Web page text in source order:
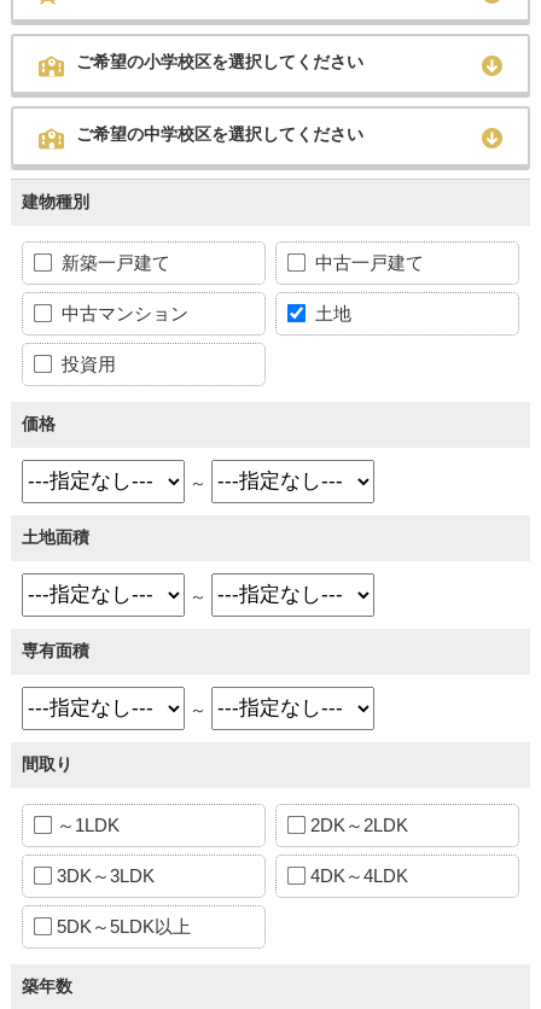
ご希望の小学校区を選択してください
ご希望の中学校区を選択してください
建物種別
新築一戸建て 中古一戸建て
中古マンション 土地
投資用
価格
～
土地面積
～
専有面積
～
間取り
～1LDK 2DK～2LDK
3DK～3LDK 4DK～4LDK
5DK～5LDK以上
築年数